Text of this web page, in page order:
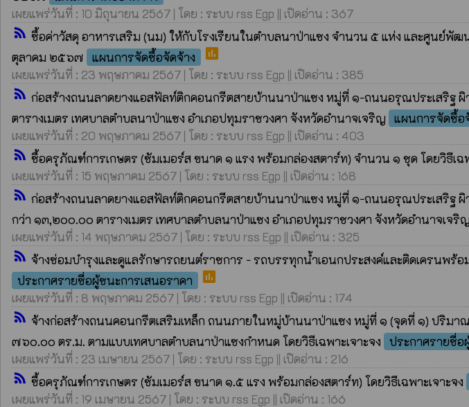
เผยแพร่วันที่ : 10 มิถุนายน 2567 | โดย : ระบบ rss Egp || เปิดอ่าน : 367
rss_feed ซื้อค่าวัสดุ อาหารเสริม (นม) ให้กับโรงเรียนในตำบลนาป่าแซง จำนวน ๕ แห่ง และศูน
ตุลาคม ๒๕๖๗ แผนการจัดซื้อจัดจ้าง poll
เผยแพร่วันที่ : 23 พฤษภาคม 2567 | โดย : ระบบ rss Egp || เปิดอ่าน : 385
rss_feed ก่อสร้างถนนลาดยางแอสฟัลท์ติกคอนกรีตสายบ้านนาป่าแซง หมู่ที่ ๑-ถนนอรุณประเสริฐ
ตารางเมตร เทศบาลตำบลนาป่าแซง อำเภอปทุมราชวงศา จังหวัดอำนาจเจริญ แผนการจัดซื้อ
เผยแพร่วันที่ : 20 พฤษภาคม 2567 | โดย : ระบบ rss Egp || เปิดอ่าน : 403
rss_feed ซื้อครุภัณฑ์การเกษตร (ซัมเมอร์ส ขนาด ๑ แรง พร้อมกล่องสตาร์ท) จำนวน ๑ ชุด โดยวิธีเฉพ
เผยแพร่วันที่ : 15 พฤษภาคม 2567 | โดย : ระบบ rss Egp || เปิดอ่าน : 168
rss_feed ก่อสร้างถนนลาดยางแอสฟัลท์ติกคอนกรีตสายบ้านนาป่าแซง หมู่ที่ ๑-ถนนอรุณประเสริฐ
กว่า ๑๓,๒๐๐.๐๐ ตารางเมตร เทศบาลตำบลนาป่าแซง อำเภอปทุมราชวงศา จังหวัดอำนาจเจริญ
เผยแพร่วันที่ : 14 พฤษภาคม 2567 | โดย : ระบบ rss Egp || เปิดอ่าน : 325
rss_feed จ้างซ่อมบำรุงและดูแลรักษารถยนต์ราชการ - รถบรรทุกน้ำเอนกประสงค์และติดเครนพร้อ
ประกาศรายชื่อผู้ชนะการเสนอราคา
poll
เผยแพร่วันที่ : 8 พฤษภาคม 2567 | โดย : ระบบ rss Egp || เปิดอ่าน : 174
rss_feed จ้างก่อสร้างถนนคอนกรีตเสริมเหล็ก ถนนภายในหมู่บ้านนาป่าแซง หมู่ที่ ๑ (จุดที่ ๑) ปริม
๗๖๐.๐๐ ตร.ม. ตามแบบเทศบาลตำบลนาป่าแซงกำหนด โดยวิธีเฉพาะเจาะจง
ประกาศรายชื่อ
เผยแพร่วันที่ : 23 เมษายน 2567 | โดย : ระบบ rss Egp || เปิดอ่าน : 216
rss_feed ซื้อครุภัณฑ์การเกษตร (ซัมเมอร์ส ขนาด ๑.๕ แรง พร้อมกล่องสตาร์ท) โดยวิธีเฉพาะเจาะจง
เผยแพร่วันที่ : 19 เมษายน 2567 | โดย : ระบบ rss Egp || เปิดอ่าน : 166